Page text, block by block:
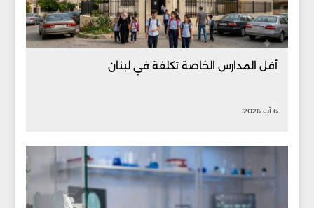
أقل المدارس الخاصة تكلفة في لبنان
6 آب 2026